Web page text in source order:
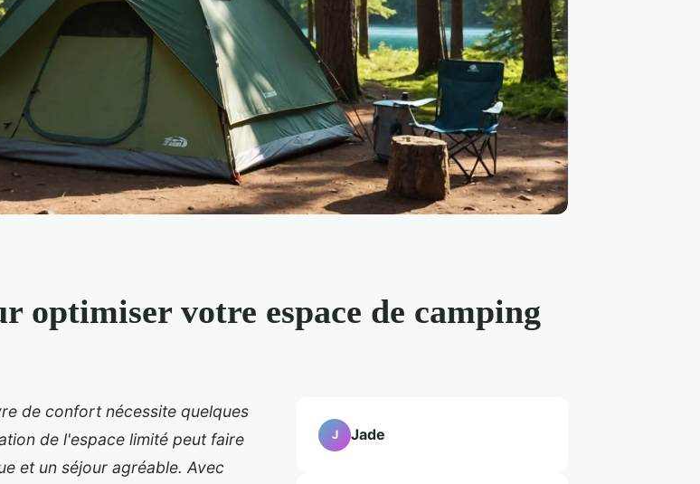
optimiser votre espace de camping
de confort nécessite quelques
de l'espace limité peut faire
et un séjour agréable. Avec
J Jade